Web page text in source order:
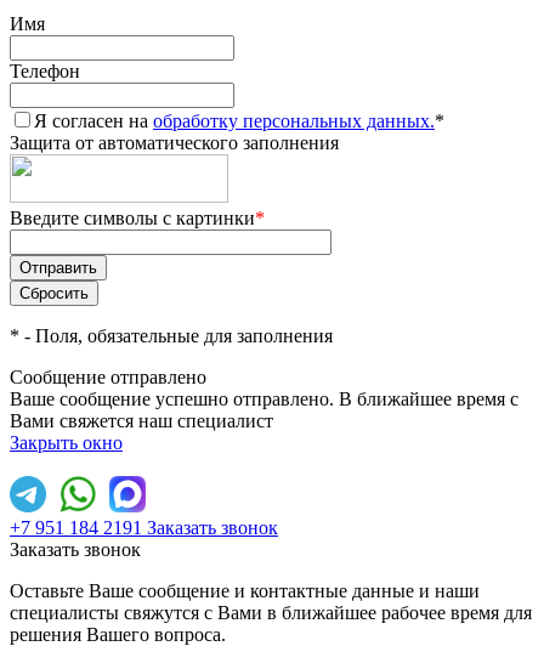
Имя
Телефон
Я согласен на обработку персональных данных.*
Защита от автоматического заполнения
Введите символы с картинки*
* - Поля, обязательные для заполнения
Сообщение отправлено
Ваше сообщение успешно отправлено. В ближайшее время с
Вами свяжется наш специалист
Закрыть окно
+7 951 184 2191 Заказать звонок
Заказать звонок
Оставьте Ваше сообщение и контактные данные и наши
специалисты свяжутся с Вами в ближайшее рабочее время для
решения Вашего вопроса.